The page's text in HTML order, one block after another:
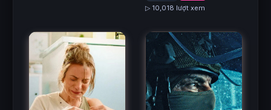
▷ 10,018 lượt xem